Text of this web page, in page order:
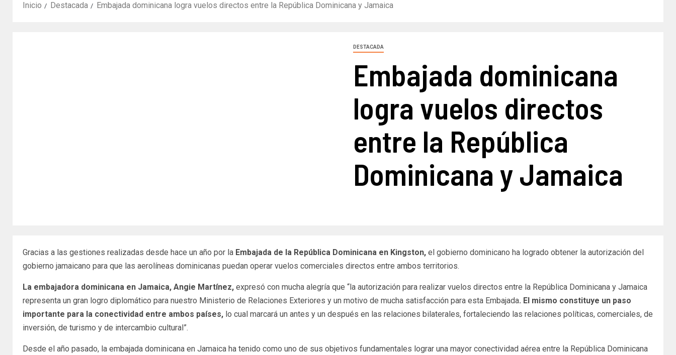
Inicio Destacada Embajada dominicana logra vuelos directos entre la República Dominicana y Jamaica
DESTACADA
Embajada dominicana
logra vuelos directos
entre la República
Dominicana y Jamaica
Gracias a las gestiones realizadas desde hace un año por la Embajada de la República Dominicana en Kingston, el gobierno dominicano ha logrado obtener la autorización del
gobierno jamaicano para que las aerolíneas dominicanas puedan operar vuelos comerciales directos entre ambos territorios.
La embajadora dominicana en Jamaica, Angie Martínez, expresó con mucha alegría que “la autorización para realizar vuelos directos entre la República Dominicana y Jamaica
representa un gran logro diplomático para nuestro Ministerio de Relaciones Exteriores y un motivo de mucha satisfacción para esta Embajada. El mismo constituye un paso
importante para la conectividad entre ambos países, lo cual marcará un antes y un después en las relaciones bilaterales, fortaleciendo las relaciones políticas, comerciales, de
inversión, de turismo y de intercambio cultural”.
Desde el año pasado, la embajada dominicana en Jamaica ha tenido como uno de sus objetivos fundamentales lograr una mayor conectividad aérea entre la República Dominicana